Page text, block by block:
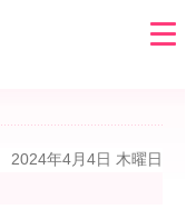
2024年4月4日 木曜日